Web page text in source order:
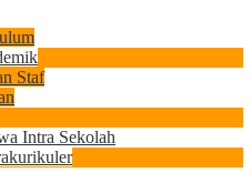
Staf
Intra Sekolah